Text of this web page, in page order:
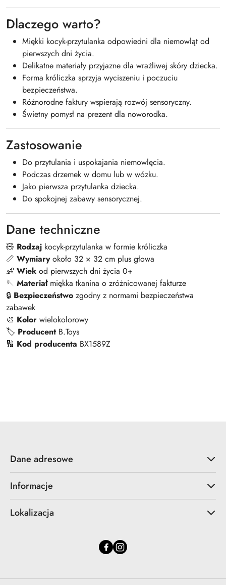
Dlaczego warto?
Miękki kocyk-przytulanka odpowiedni dla niemowląt od
pierwszych dni życia.
Delikatne materiały przyjazne dla wrażliwej skóry dziecka.
Forma króliczka sprzyja wyciszeniu i poczuciu
bezpieczeństwa.
Różnorodne faktury wspierają rozwój sensoryczny.
Świetny pomysł na prezent dla noworodka.
Zastosowanie
Do przytulania i uspokajania niemowlęcia.
Podczas drzemek w domu lub w wózku.
Jako pierwsza przytulanka dziecka.
Do spokojnej zabawy sensorycznej.
Dane techniczne
🧸 Rodzaj kocyk-przytulanka w formie króliczka
📏 Wymiaryokoło 32 × 32 cm plus głowa
👶 Wiek od pierwszych dni życia 0+
🪡 Materiałmiękka tkanina o zróżnicowanej fakturze
🔒 Bezpieczeństwo zgodny z normami bezpieczeństwa
zabawek
🎨 Kolor wielokolorowy
🏷️ Producent B.Toys
🔢 Kod producenta BX1589Z
Dane adresowe
Informacje
Lokalizacja